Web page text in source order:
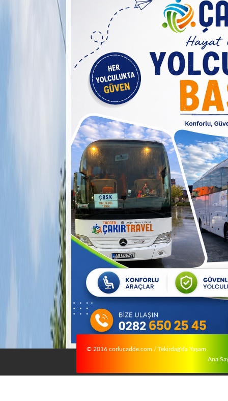
© 2016 corlucadde.com / Tekirdağ'da Yaşam
Ana